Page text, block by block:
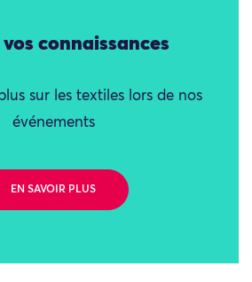
vos connaissances
sur les textiles lors de nos
événements
EN SAVOIR PLUS